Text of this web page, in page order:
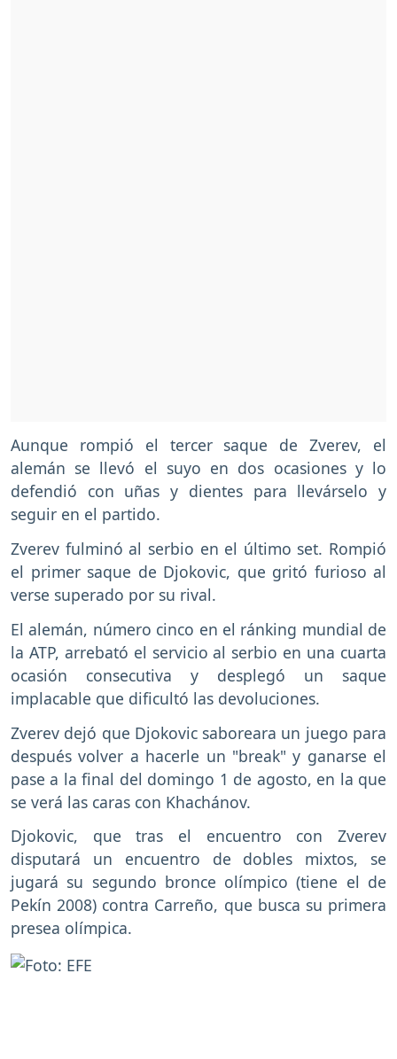
Aunque rompió el tercer saque de Zverev, el
alemán se llevó el suyo en dos ocasiones y lo
defendió con uñas y dientes para llevárselo y
seguir en el partido.
Zverev fulminó al serbio en el último set. Rompió
el primer saque de Djokovic, que gritó furioso al
verse superado por su rival.
El alemán, número cinco en el ránking mundial de
la ATP, arrebató el servicio al serbio en una cuarta
ocasión consecutiva y desplegó un saque
implacable que dificultó las devoluciones.
Zverev dejó que Djokovic saboreara un juego para
después volver a hacerle un "break" y ganarse el
pase a la final del domingo 1 de agosto, en la que
se verá las caras con Khachánov.
Djokovic, que tras el encuentro con Zverev
disputará un encuentro de dobles mixtos, se
jugará su segundo bronce olímpico (tiene el de
Pekín 2008) contra Carreño, que busca su primera
presea olímpica.